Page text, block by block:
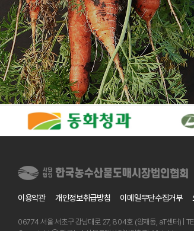
이용약관 개인정보취급방침 이메일무단수집거부
06774 서울 서초구 강남대로 27, 804호 (양재동, aT센터